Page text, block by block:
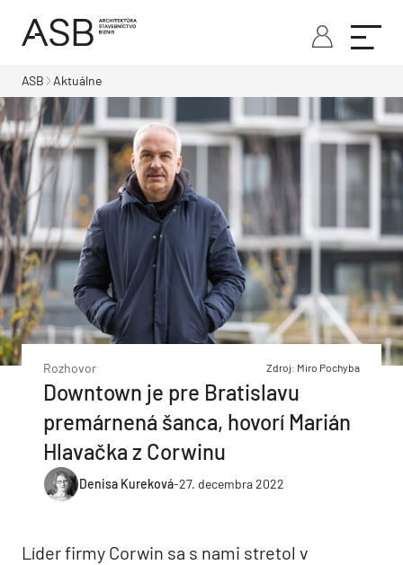
ASB Aktuálne
Rozhovor Zdroj: Miro Pochyba
Downtown je pre Bratislavu
premárnená šanca, hovorí Marián
Hlavačka z Corwinu
Denisa Kureková-27. decembra 2022
Líder firmy Corwin sa s nami stretol v